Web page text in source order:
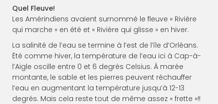
Quel Fleuve!
Les Amérindiens avaient surnommé le fleuve « Rivière
qui marche » en été et « Rivière qui glisse » en hiver.
La salinité de l’eau se termine à l’est de l’île d’Orléans.
Été comme hiver, la température de l’eau ici à Cap-à-
l’Aigle oscille entre 0 et 6 degrés Celsius. À marée
montante, le sable et les pierres peuvent réchauffer
l’eau en augmentant la température jusqu’à 12-13
degrés. Mais cela reste tout de même assez « frette »!!